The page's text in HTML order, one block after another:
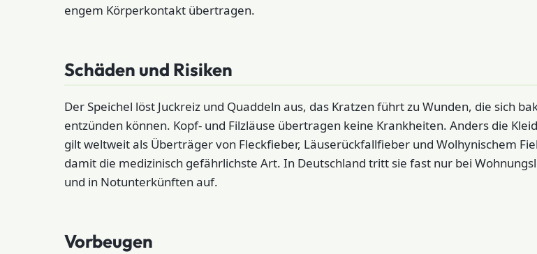
engem Körperkontakt übertragen.
Schäden und Risiken
Der Speichel löst Juckreiz und Quaddeln aus, das Kratzen führt zu Wunden, die sich
entzünden können. Kopf- und Filzläuse übertragen keine Krankheiten. Anders die
gilt weltweit als Überträger von Fleckfieber, Läuserückfallfieber und Wolhynischem
damit die medizinisch gefährlichste Art. In Deutschland tritt sie fast nur bei
und in Notunterkünften auf.
Vorbeugen